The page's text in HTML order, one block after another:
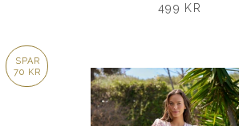
UDSALGSPRIS
499 KR
SPAR
70 KR